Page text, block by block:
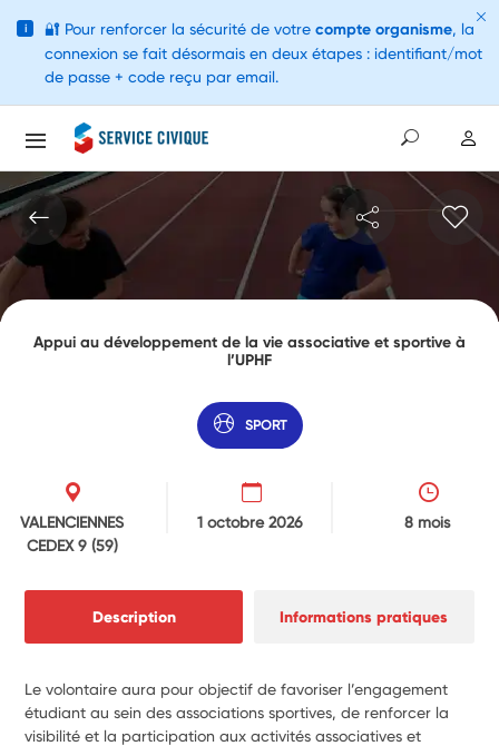
Appui au développement de la vie associative et sportive à
l’UPHF
SPORT
VALENCIENNES
CEDEX 9 (59)
1 octobre 2026 8 mois
Description Informations pratiques
Le volontaire aura pour objectif de favoriser l’engagement
étudiant au sein des associations sportives, de renforcer la
visibilité et la participation aux activités associatives et
i 🔐 Pour renforcer la sécurité de votre compte organisme, la
connexion se fait désormais en deux étapes : identifiant/mot
de passe + code reçu par email.